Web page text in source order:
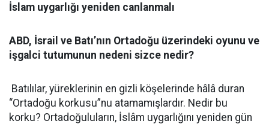
İslam uygarlığı yeniden canlanmalı
ABD, İsrail ve Batı’nın Ortadoğu üzerindeki oyunu ve
işgalci tutumunun nedeni sizce nedir?
Batılılar, yüreklerinin en gizli köşelerinde hâlâ duran
“Ortadoğu korkusu”nu atamamışlardır. Nedir bu
korku? Ortadoğuluların, İslâm uygarlığını yeniden gün